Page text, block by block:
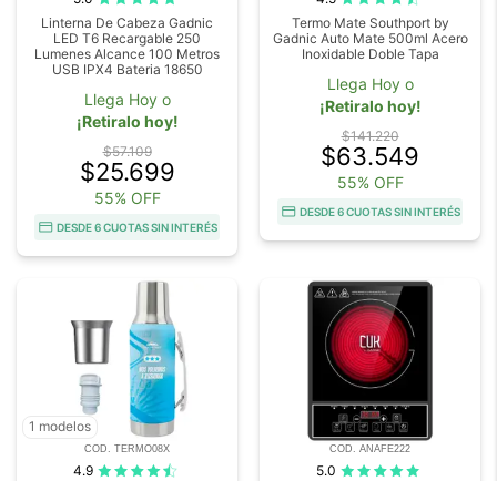
Linterna De Cabeza Gadnic
LED T6 Recargable 250
Lumenes Alcance 100 Metros
USB IPX4 Bateria 18650
Llega Hoy o
¡Retiralo hoy!
$57.109
$25.699
55% OFF
DESDE 6 CUOTAS SIN INTERÉS
Termo Mate Southport by
Gadnic Auto Mate 500ml Acero
Inoxidable Doble Tapa
Llega Hoy o
¡Retiralo hoy!
$141.220
$63.549
55% OFF
DESDE 6 CUOTAS SIN INTERÉS
1 modelos
COD. TERMO08X
4.9
COD. ANAFE222
5.0